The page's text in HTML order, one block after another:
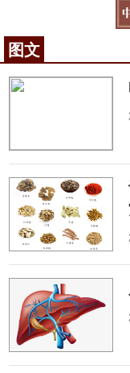
烦恼九霄云外
也许是多年从
了人生真谛的原
烦恼九霄云外，从
丘吉尔的一句话‘
年，经常有人当着
朗。他听了总是
啊！”问及长寿
手：“我平时连运
诀。”整天笑嘻嘻
老玩童形象，亦
于好多人都误以
恼二字。其实非
法：“当烦恼来时
其自然，烦心的事
图文